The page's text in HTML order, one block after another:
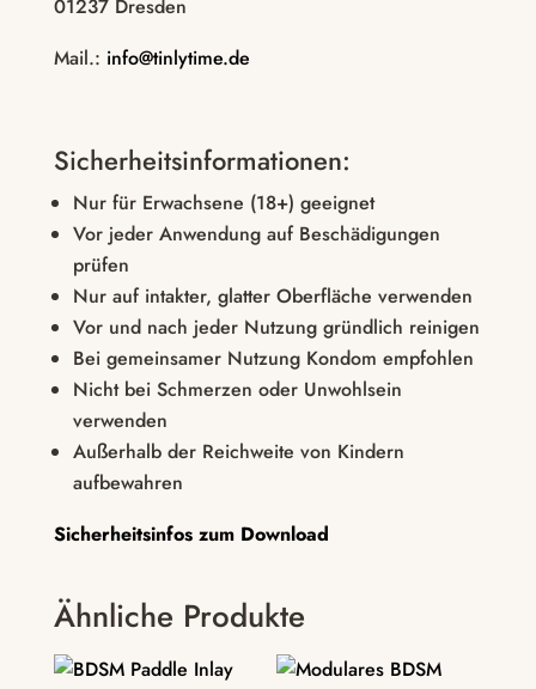
01237 Dresden
Mail.: info@tinlytime.de
Sicherheitsinformationen:
Nur für Erwachsene (18+) geeignet
Vor jeder Anwendung auf Beschädigungen
prüfen
Nur auf intakter, glatter Oberfläche verwenden
Vor und nach jeder Nutzung gründlich reinigen
Bei gemeinsamer Nutzung Kondom empfohlen
Nicht bei Schmerzen oder Unwohlsein
verwenden
Außerhalb der Reichweite von Kindern
aufbewahren
Sicherheitsinfos zum Download
Ähnliche Produkte